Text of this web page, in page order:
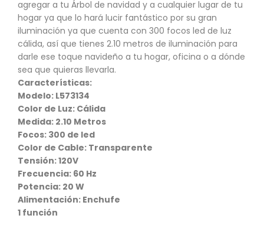
agregar a tu Árbol de navidad y a cualquier lugar de tu
hogar ya que lo hará lucir fantástico por su gran
iluminación ya que cuenta con 300 focos led de luz
cálida, así que tienes 2.10 metros de iluminación para
darle ese toque navideño a tu hogar, oficina o a dónde
sea que quieras llevarla.
Características:
Modelo: L573134
Color de Luz: Cálida
Medida: 2.10 Metros
Focos: 300 de led
Color de Cable: Transparente
Tensión: 120V
Frecuencia: 60 Hz
Potencia: 20 W
Alimentación: Enchufe
1 función